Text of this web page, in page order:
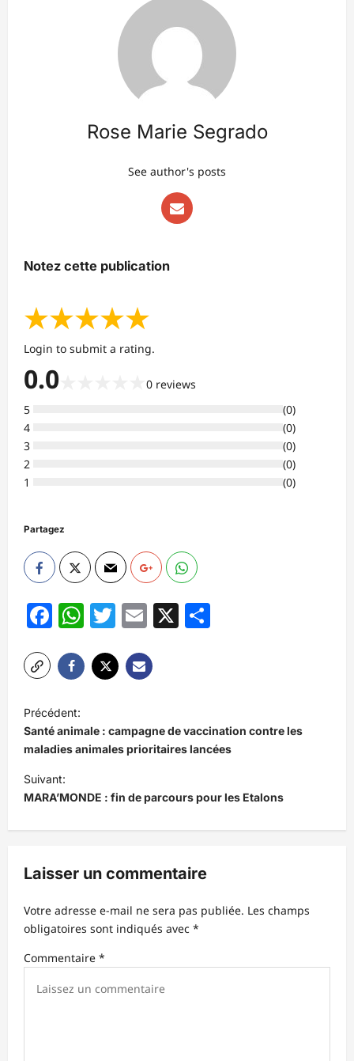
Rose Marie Segrado
See author's posts
Notez cette publication
★★★★★
Login to submit a rating.
0.0 0 reviews
5
(0)
4
(0)
3
(0)
2
(0)
1
(0)
Partagez
Facebook
WhatsApp
Twitter
Email
X
a
v
i
g
a
i
n
’
Précédent:
Santé animale : campagne de vaccination contre les
maladies animales prioritaires lancées
Suivant:
MARA’MONDE : fin de parcours pour les Etalons
Laisser un commentaire
Votre adresse e-mail ne sera pas publiée. Les champs
obligatoires sont indiqués avec *
Commentaire *